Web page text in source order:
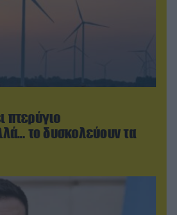
πτερύγιο
το δυσκολεύουν τα